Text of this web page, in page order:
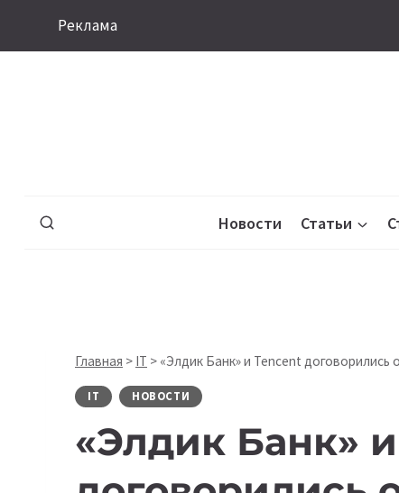
Реклама
Новости Статьи
Главная > IT > «Элдик Банк» и Tencent
IT НОВОСТИ
«Элдик Банк»